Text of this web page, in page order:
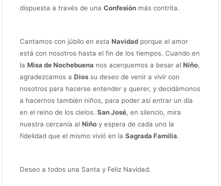
dispuesta a través de unaConfesión más contrita.
Cantamos con júbilo en estaNavidad porque el amor
está con nosotros hasta el fin de los tiempos. Cuando en
laMisa de Nochebuena nos acerquemos a besar alNiño,
agradezcamos aDios su deseo de venir a vivir con
nosotros para hacerse entender y querer, y decidámonos
a hacernos también niños, para poder así entrar un día
en el reino de los cielos.San José, en silencio, mira
nuestra cercanía alNiño y espera de cada uno la
fidelidad que el mismo vivió en laSagrada Familia.
Deseo a todos una Santa y Feliz Navidad.